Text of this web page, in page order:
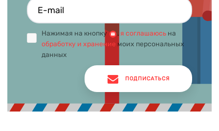
Нажимая на кнопку , я соглашаюсь на
обработку и хранение моих персональных
данных
ПОДПИСАТЬСЯ